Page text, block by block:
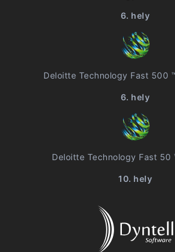
6. hely
Deloitte Technology Fast 500
6. hely
Deloitte Technology Fast 50
10. hely